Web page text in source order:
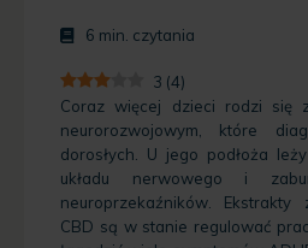
6 min. czytania
3 (4)
Coraz więcej dzieci rodzi się
neurorozwojowym, które
dorosłych. U jego podłoża
układu nerwowego i
neuroprzekaźników.
CBD są w stanie regulować